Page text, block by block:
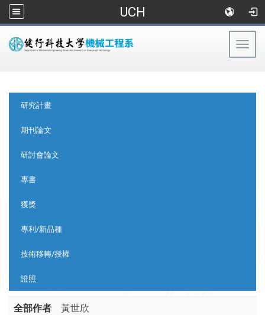
UCH
研究計畫
期刊論文
研討會論文
專書
獲獎
專利/新品種
技術移轉/授權
證照
全部作者 黃世欣